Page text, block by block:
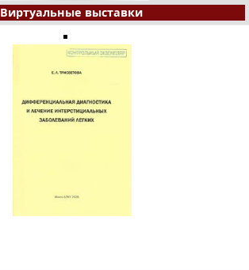
Виртуальные выставки